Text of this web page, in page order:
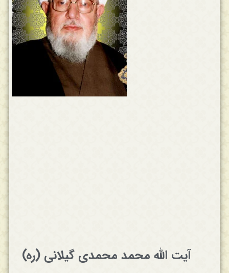
آیت الله محمد محمدی گیلانی (ره)